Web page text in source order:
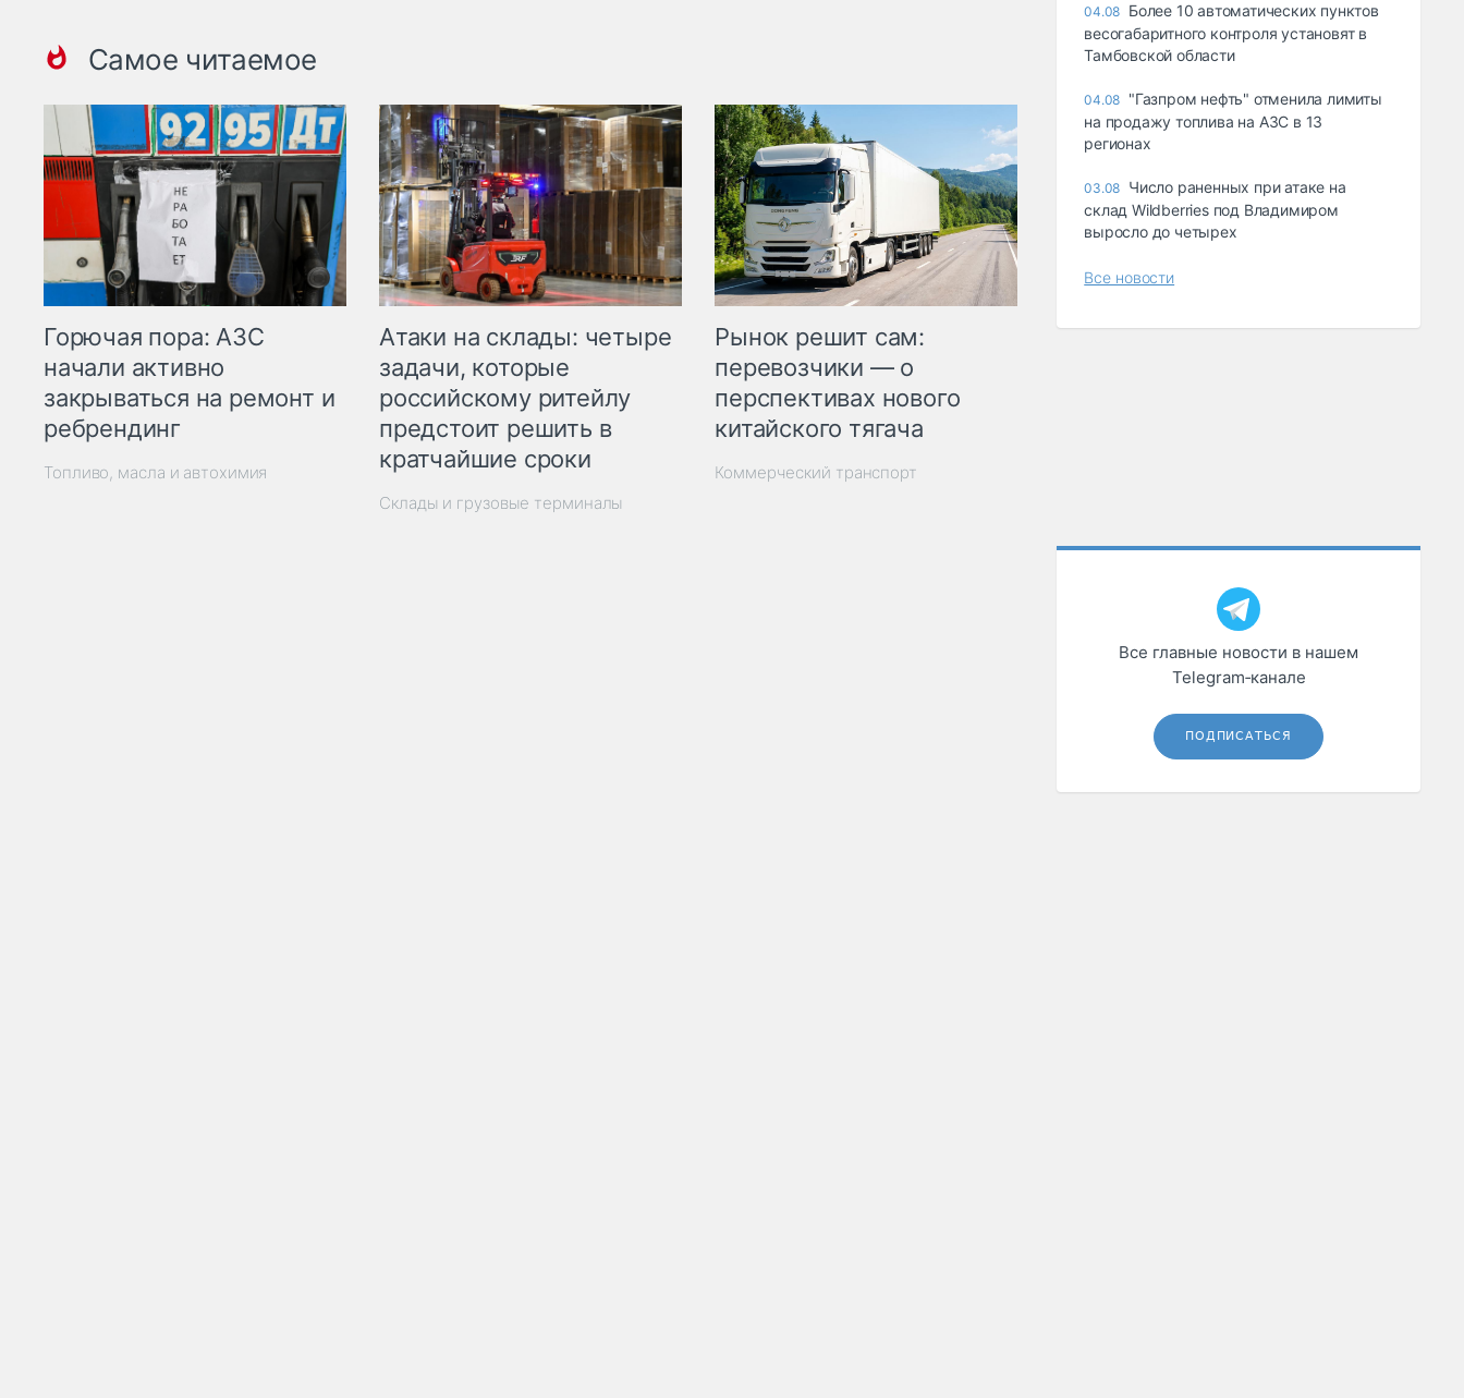
Самое читаемое
Горючая пора: АЗС
начали активно
закрываться на ремонт и
ребрендинг
Топливо, масла и автохимия
Атаки на склады: четыре
задачи, которые
российскому ритейлу
предстоит решить в
кратчайшие сроки
Склады и грузовые терминалы
Рынок решит сам:
перевозчики — о
перспективах нового
китайского тягача
Коммерческий транспорт
04.08 Более 10 автоматических пунктов
весогабаритного контроля установят в
Тамбовской области
04.08 "Газпром нефть" отменила лимиты
на продажу топлива на АЗС в 13
регионах
03.08 Число раненных при атаке на
склад Wildberries под Владимиром
выросло до четырех
Все новости
Все главные новости в нашем
Telegram‑канале
ПОДПИСАТЬСЯ